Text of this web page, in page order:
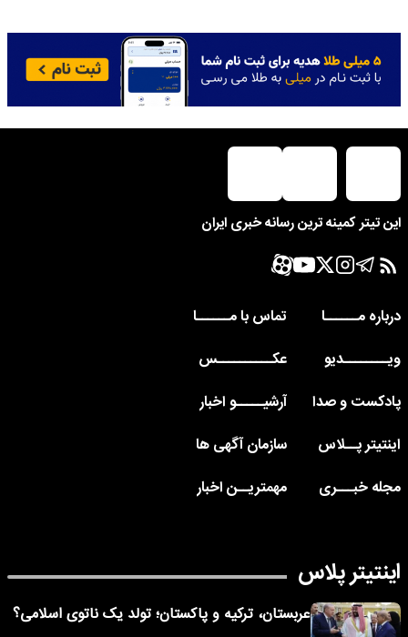
این تیتر کمینه ترین رسانه خبری ایران
درباره مــــــا
تماس با مــــــا
ویــــــــدیو
عکــــــــــس
پادکست و صدا
آرشیـــــو اخبار
اینتیتر پــلاس
سازمان آگهی ها
مجله خبـــری
مهمتریــن اخبار
اینتیتر پلاس
عربستان، ترکیه و پاکستان؛ تولد یک ناتوی اسلامی؟